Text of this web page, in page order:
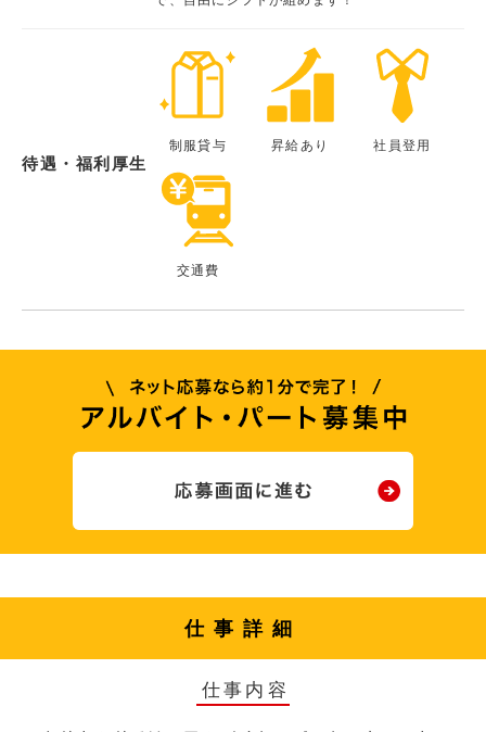
待遇・福利厚生
制服貸与 昇給あり 社員登用
交通費
仕事詳細
仕事内容